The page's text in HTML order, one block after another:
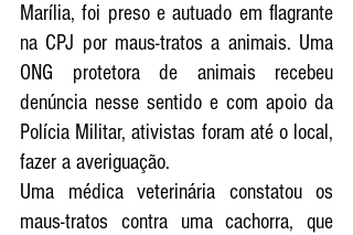
Marília, foi preso e autuado em flagrante
na CPJ por maus-tratos a animais. Uma
ONG protetora de animais recebeu
denúncia nesse sentido e com apoio da
Polícia Militar, ativistas foram até o local,
fazer a averiguação.
Uma médica veterinária constatou os
maus-tratos contra uma cachorra, que